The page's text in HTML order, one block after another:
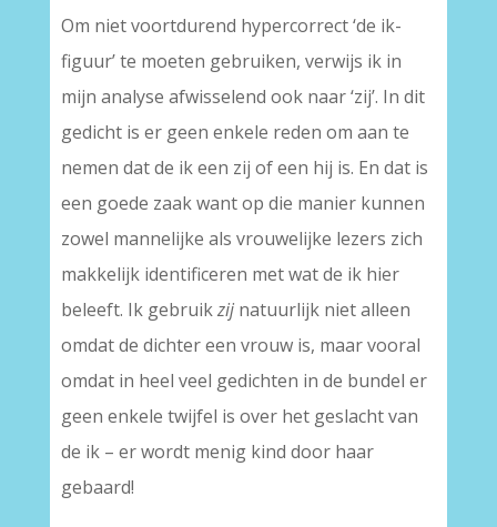
Om niet voortdurend hypercorrect ‘de ik-
figuur’ te moeten gebruiken, verwijs ik in
mijn analyse afwisselend ook naar ‘zij’. In dit
gedicht is er geen enkele reden om aan te
nemen dat de ik een zij of een hij is. En dat is
een goede zaak want op die manier kunnen
zowel mannelijke als vrouwelijke lezers zich
makkelijk identificeren met wat de ik hier
beleeft. Ik gebruikzijnatuurlijk niet alleen
omdat de dichter een vrouw is, maar vooral
omdat in heel veel gedichten in de bundel er
geen enkele twijfel is over het geslacht van
de ik – er wordt menig kind door haar
gebaard!